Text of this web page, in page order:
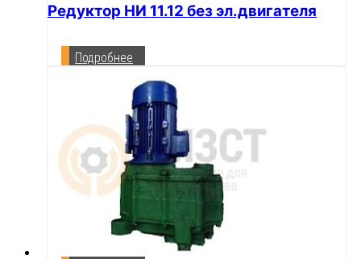
Редуктор НИ 11.12 без эл.двигателя
Подробнее